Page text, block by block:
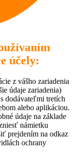
účely:
z vášho zariadenia
údaje zariadenia)
dodávateľmi tretích
alebo aplikáciou.
údaje na základe
námietku
prejdením na odkaz
ochrany